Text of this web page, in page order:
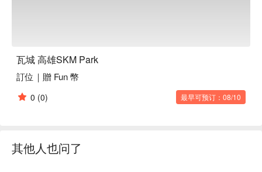
瓦城 高雄SKM Park
訂位｜贈 Fun 幣
0 (0) 最早可预订：08/10
其他人也问了